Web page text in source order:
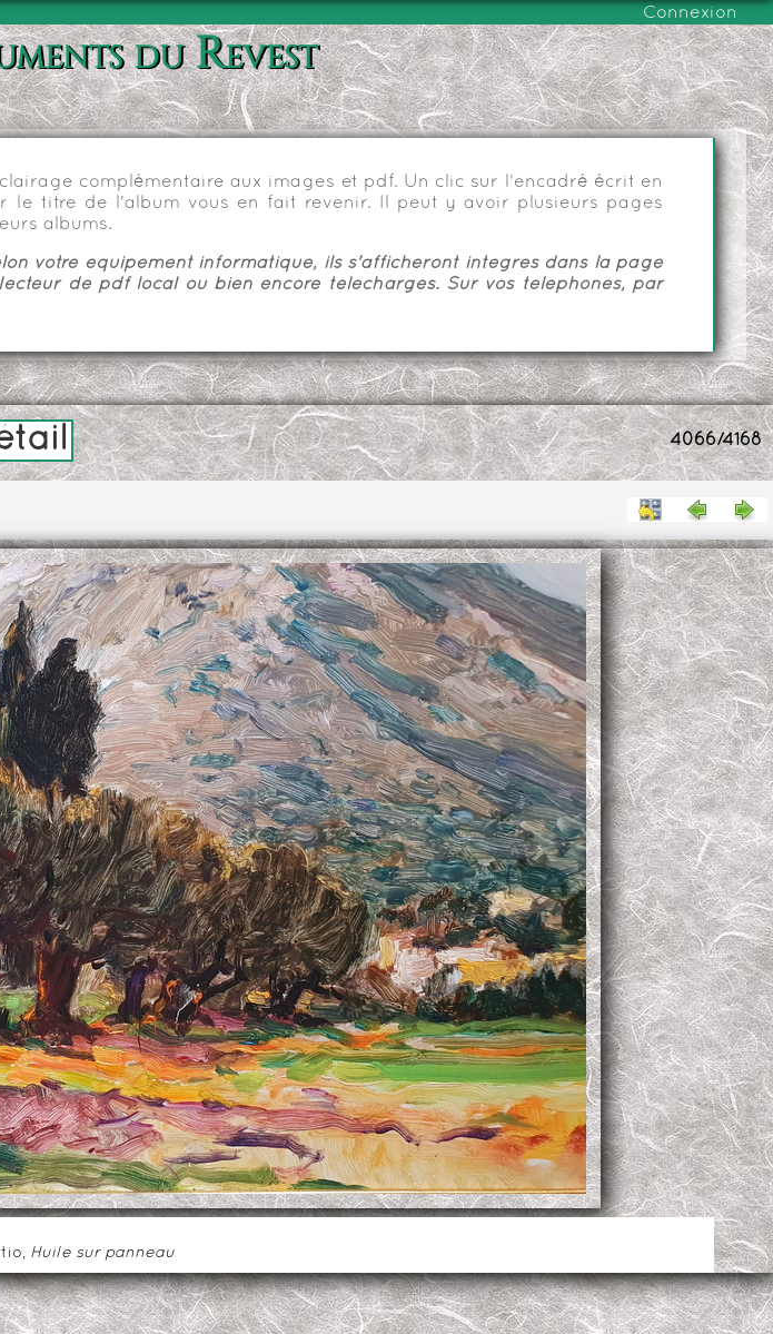
Connexion
du Revest
complémentaire aux images et pdf. Un clic sur l'encadré écrit en
le titre de l'album vous en fait revenir. Il peut y avoir plusieurs pages
albums.
votre équipement informatique, ils s'afficheront intégrés dans la page
de pdf local ou bien encore téléchargés. Sur vos téléphones, par
4066/4168
Huile sur panneau